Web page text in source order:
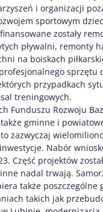
i organizacji
sportowym
zostały
pływalni, remonty
na boiskach
sprzętu
przypadkach
treningowych.
Funduszu Rozwoju
gminne i
zazwyczaj
Nabór
Część projektów
nadal trwają.
także poszczególne
takich jak